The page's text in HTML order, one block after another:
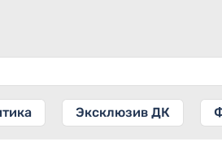
Эксклюзив ДК